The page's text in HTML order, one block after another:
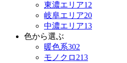
東濃エリア12
岐阜エリア20
中濃エリア13
色から選ぶ
暖色系302
モノクロ 213